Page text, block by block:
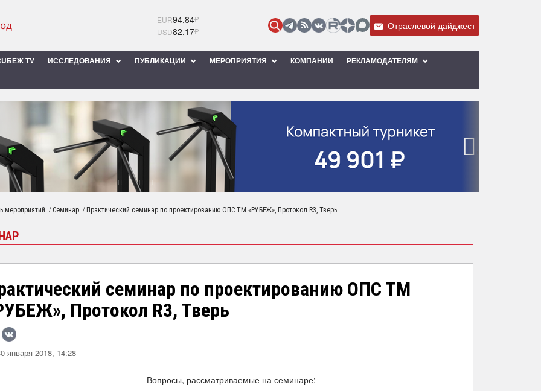
EUR94,84₽
USD82,17₽ Отраслевой дайджест
TV ИССЛЕДОВАНИЯ ПУБЛИКАЦИИ МЕРОПРИЯТИЯ КОМПАНИИ РЕКЛАМОДАТЕЛЯМ
мероприятий / Семинар / Практический семинар по проектированию ОПС ТМ «РУБЕЖ», Протокол R3, Тверь
семинар по проектированию ОПС ТМ
Протокол R3, Тверь
января 2018, 14:28
Вопросы, рассматриваемые на семинаре: